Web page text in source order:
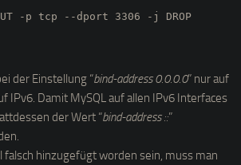
-p tcp --dport 3306 -j DROP
der Einstellung “bind-address 0.0.0.0” nur auf
IPv6. Damit MySQL auf allen IPv6 Interfaces
der Wert “bind-address ::”
falsch hinzugefügt worden sein, muss man